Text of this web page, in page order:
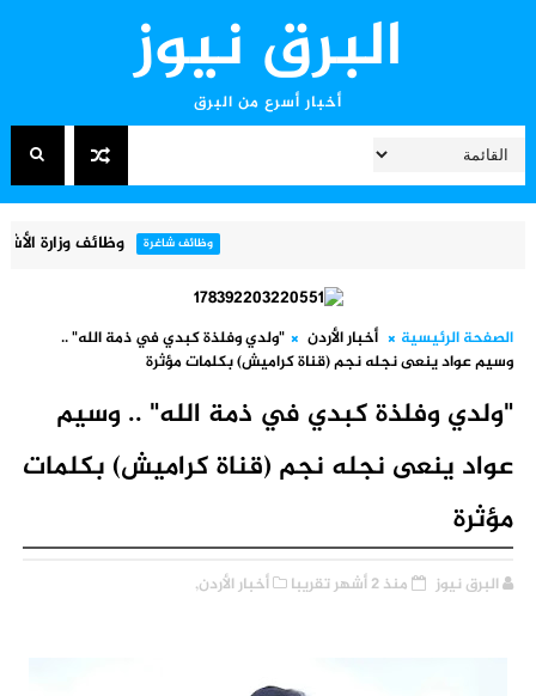
البرق نيوز
أخبار أسرع من البرق
وظائف شاغرة وظائف وزارة الأشغال العامة والإسكان 2026 – فتح
الصفحة الرئيسية أخبار الأردن
"ولدي وفلذة كبدي في ذمة الله" ..
وسيم عواد ينعى نجله نجم (قناة كراميش) بكلمات مؤثرة
"ولدي وفلذة كبدي في ذمة الله" .. وسيم
عواد ينعى نجله نجم (قناة كراميش) بكلمات
مؤثرة
البرق نيوز منذ 2 أشهر تقريبا أخبار الأردن,